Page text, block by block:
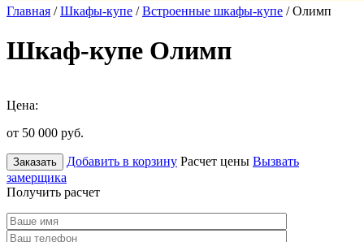
Главная /Шкафы-купе /Встроенные шкафы-купе / Олимп
Шкаф-купе Олимп
Цена:
от 50 000 руб.
Заказать Добавить в корзину Расчет цены Вызвать
замерщика
Получить расчет